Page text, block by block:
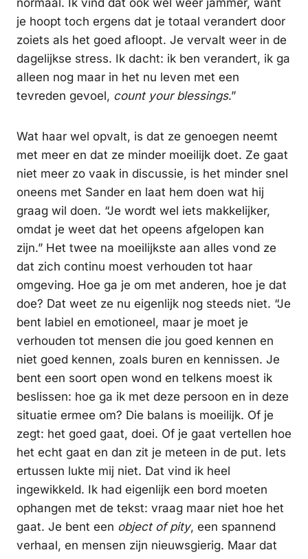
normaal. Ik vind dat ook wel weer jammer, want
je hoopt toch ergens dat je totaal verandert door
zoiets als het goed afloopt. Je vervalt weer in de
dagelijkse stress. Ik dacht: ik ben verandert, ik ga
alleen nog maar in het nu leven met een
tevreden gevoel, count your blessings.”
Wat haar wel opvalt, is dat ze genoegen neemt
met meer en dat ze minder moeilijk doet. Ze gaat
niet meer zo vaak in discussie, is het minder snel
oneens met Sander en laat hem doen wat hij
graag wil doen. “Je wordt wel iets makkelijker,
omdat je weet dat het opeens afgelopen kan
zijn.” Het twee na moeilijkste aan alles vond ze
dat zich continu moest verhouden tot haar
omgeving. Hoe ga je om met anderen, hoe je dat
doe? Dat weet ze nu eigenlijk nog steeds niet. “Je
bent labiel en emotioneel, maar je moet je
verhouden tot mensen die jou goed kennen en
niet goed kennen, zoals buren en kennissen. Je
bent een soort open wond en telkens moest ik
beslissen: hoe ga ik met deze persoon en in deze
situatie ermee om? Die balans is moeilijk. Of je
zegt: het goed gaat, doei. Of je gaat vertellen hoe
het echt gaat en dan zit je meteen in de put. Iets
ertussen lukte mij niet. Dat vind ik heel
ingewikkeld. Ik had eigenlijk een bord moeten
ophangen met de tekst: vraag maar niet hoe het
gaat. Je bent een object of pity, een spannend
verhaal, en mensen zijn nieuwsgierig. Maar dat